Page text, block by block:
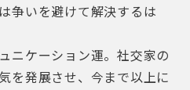
争いを避けて解決するは
ニケーション運。社交家の
を発展させ、今まで以上に